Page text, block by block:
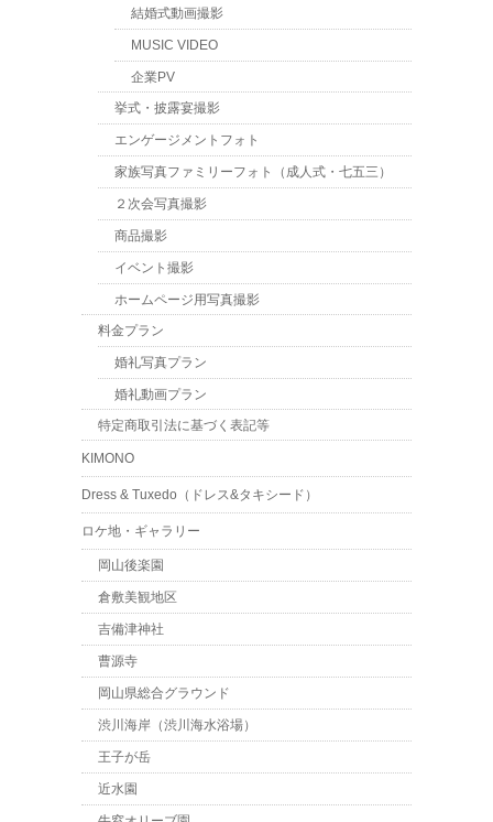
結婚式動画撮影
MUSIC VIDEO
企業PV
挙式・披露宴撮影
エンゲージメントフォト
家族写真ファミリーフォト（成人式・七五三）
２次会写真撮影
商品撮影
イベント撮影
ホームページ用写真撮影
料金プラン
婚礼写真プラン
婚礼動画プラン
特定商取引法に基づく表記等
KIMONO
Dress & Tuxedo（ドレス&タキシード）
ロケ地・ギャラリー
岡山後楽園
倉敷美観地区
吉備津神社
曹源寺
岡山県総合グラウンド
渋川海岸（渋川海水浴場）
王子が岳
近水園